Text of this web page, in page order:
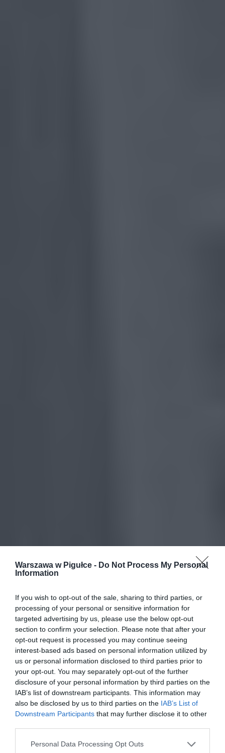
Warszawa w Pigułce - Do Not Process My Personal
Information
If you wish to opt-out of the sale, sharing to third parties, or
processing of your personal or sensitive information for
targeted advertising by us, please use the below opt-out
section to confirm your selection. Please note that after your
opt-out request is processed you may continue seeing
interest-based ads based on personal information utilized by
us or personal information disclosed to third parties prior to
your opt-out. You may separately opt-out of the further
disclosure of your personal information by third parties on the
IAB’s list of downstream participants. This information may
also be disclosed by us to third parties on the IAB’s List of
Downstream Participants that may further disclose it to other
Personal Data Processing Opt Outs